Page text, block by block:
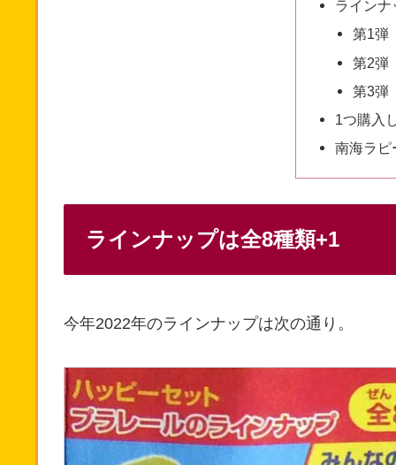
ラインナ
第1弾
第2弾
第3弾
1つ購入
南海ラピ
ラインナップは全8種類+1
今年2022年のラインナップは次の通り。